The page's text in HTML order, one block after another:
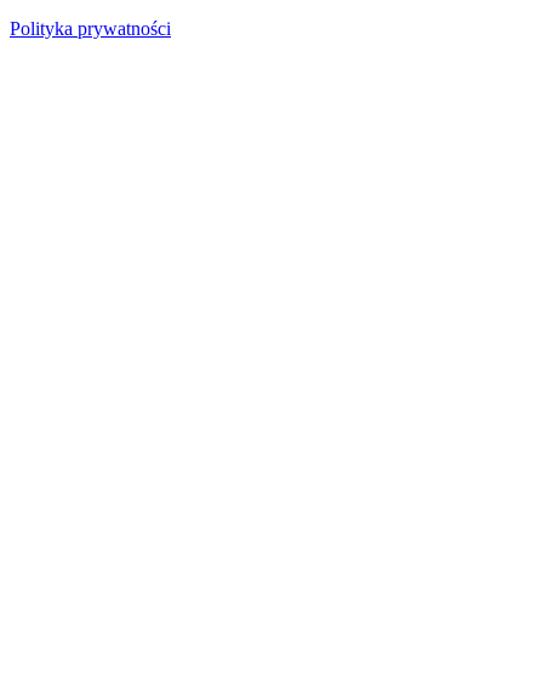
Polityka prywatności